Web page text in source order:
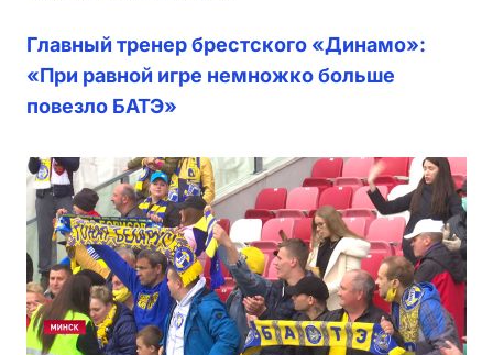
Главный тренер брестского «Динамо»:
«При равной игре немножко больше
повезло БАТЭ»